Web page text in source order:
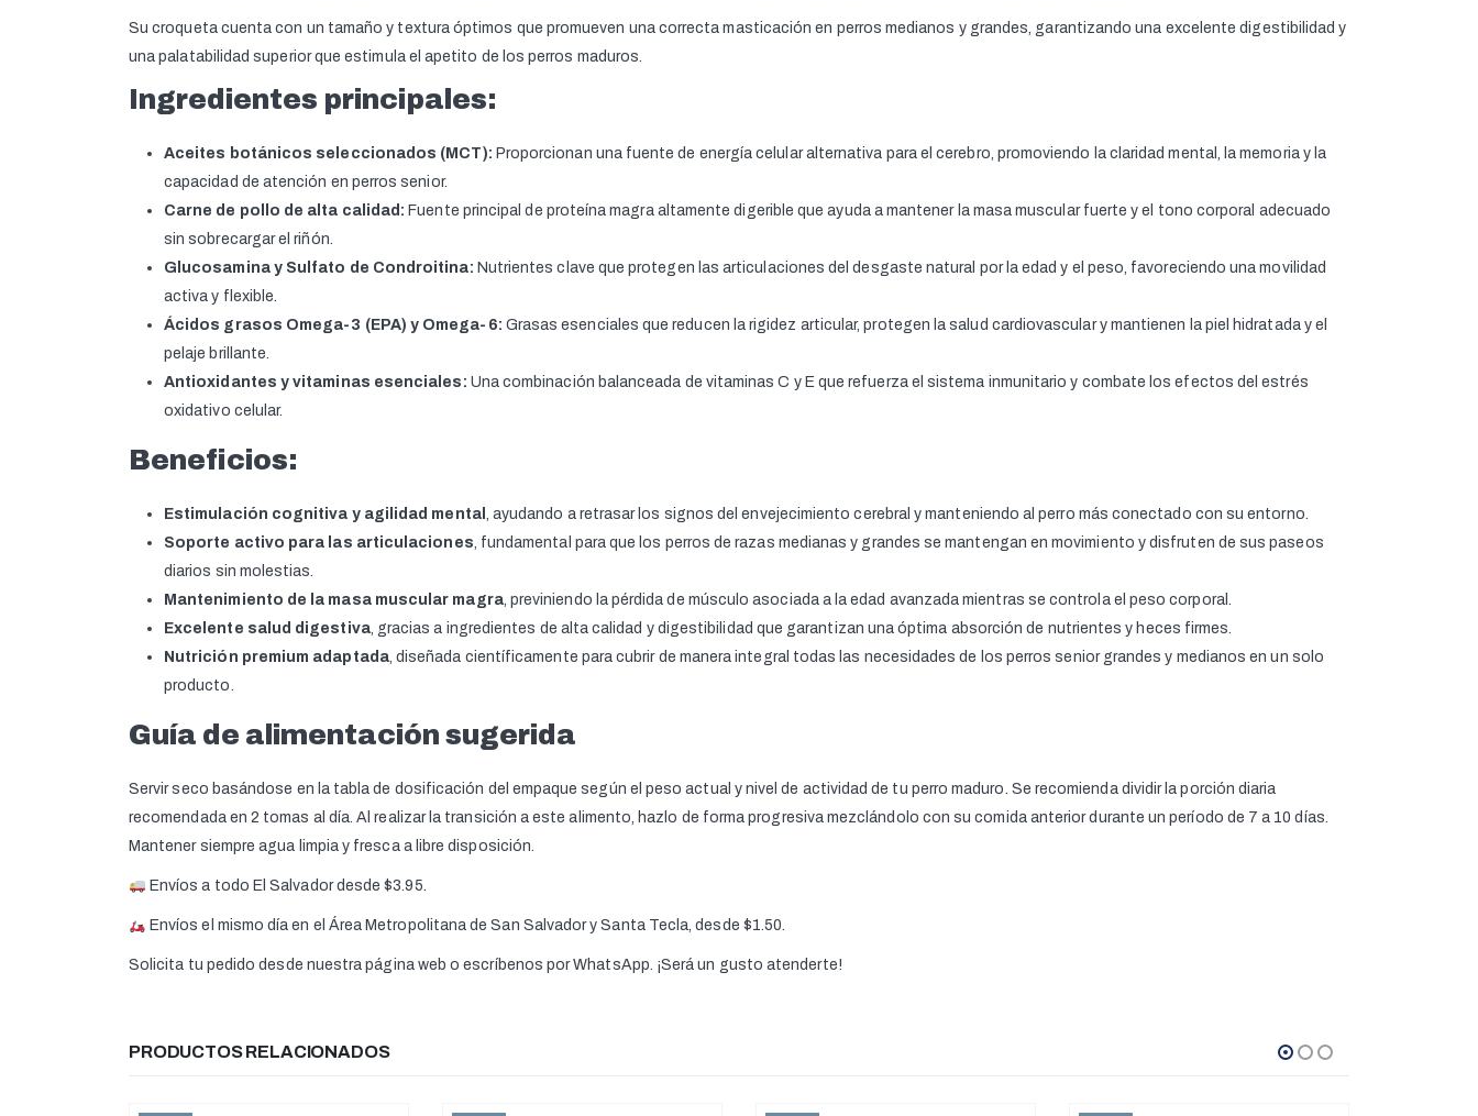
Su croqueta cuenta con un tamaño y textura óptimos que promueven una correcta masticación en perros medianos y grandes, garantizando una excelente digestibilidad y
una palatabilidad superior que estimula el apetito de los perros maduros.
Ingredientes principales:
Aceites botánicos seleccionados (MCT): Proporcionan una fuente de energía celular alternativa para el cerebro, promoviendo la claridad mental, la memoria y la
capacidad de atención en perros senior.
Carne de pollo de alta calidad: Fuente principal de proteína magra altamente digerible que ayuda a mantener la masa muscular fuerte y el tono corporal adecuado
sin sobrecargar el riñón.
Glucosamina y Sulfato de Condroitina: Nutrientes clave que protegen las articulaciones del desgaste natural por la edad y el peso, favoreciendo una movilidad
activa y flexible.
Ácidos grasos Omega-3 (EPA) y Omega-6: Grasas esenciales que reducen la rigidez articular, protegen la salud cardiovascular y mantienen la piel hidratada y el
pelaje brillante.
Antioxidantes y vitaminas esenciales: Una combinación balanceada de vitaminas C y E que refuerza el sistema inmunitario y combate los efectos del estrés
oxidativo celular.
Beneficios:
Estimulación cognitiva y agilidad mental , ayudando a retrasar los signos del envejecimiento cerebral y manteniendo al perro más conectado con su entorno.
Soporte activo para las articulaciones, fundamental para que los perros de razas medianas y grandes se mantengan en movimiento y disfruten de sus paseos
diarios sin molestias.
Mantenimiento de la masa muscular magra, previniendo la pérdida de músculo asociada a la edad avanzada mientras se controla el peso corporal.
Excelente salud digestiva, gracias a ingredientes de alta calidad y digestibilidad que garantizan una óptima absorción de nutrientes y heces firmes.
Nutrición premium adaptada, diseñada científicamente para cubrir de manera integral todas las necesidades de los perros senior grandes y medianos en un solo
producto.
Guía de alimentación sugerida
Servir seco basándose en la tabla de dosificación del empaque según el peso actual y nivel de actividad de tu perro maduro. Se recomienda dividir la porción diaria
recomendada en 2 tomas al día. Al realizar la transición a este alimento, hazlo de forma progresiva mezclándolo con su comida anterior durante un período de 7 a 10 días.
Mantener siempre agua limpia y fresca a libre disposición.
Envíos a todo El Salvador desde $3.95.
Envíos el mismo día en el Área Metropolitana de San Salvador y Santa Tecla, desde $1.50.
Solicita tu pedido desde nuestra página web o escríbenos por WhatsApp. ¡Será un gusto atenderte!
PRODUCTOS RELACIONADOS